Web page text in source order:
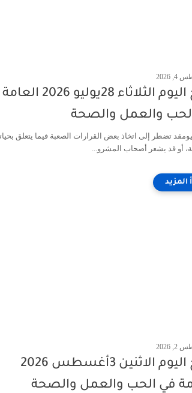
2026
أبراج اليوم الثلاثاء 28يوليو 2026 العامة
والعمل والصحة
تضطر إلى اتخاذ بعض القرارات الصعبة فيما يتعلق
أو قد يشعر أصحاب المشرو...
2026
أبراج اليوم الاثنين 3أغسطس 2026
في الحب والعمل والصحة